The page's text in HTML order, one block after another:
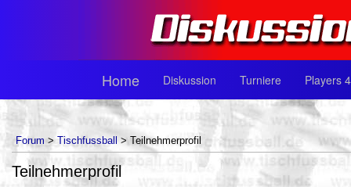
Home Diskussion Turniere Players
Forum > Tischfussball > Teilnehmerprofil
Teilnehmerprofil